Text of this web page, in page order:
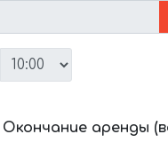
Окончание аренды